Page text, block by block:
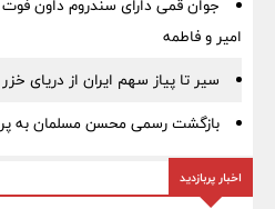
جوان قمی دارای سندروم داون فوت
امیر و فاطمه
سیر تا پیاز سهم ایران از دریای خزر
بازگشت رسمی محسن مسلمان به
اخبار پربازدید